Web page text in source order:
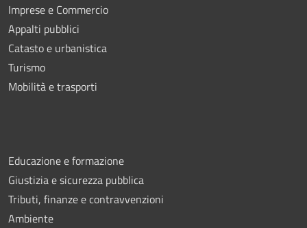
Imprese e Commercio
Appalti pubblici
Catasto e urbanistica
Turismo
Mobilità e trasporti
Educazione e formazione
Giustizia e sicurezza pubblica
Tributi, finanze e contravvenzioni
Ambiente